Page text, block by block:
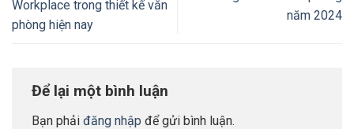
Workplace trong thiết kế văn
phòng hiện nay
năm 2024
Để lại một bình luận
Bạn phải đăng nhập để gửi bình luận.